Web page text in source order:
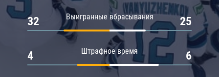
Выигранные вбрасывания
32 25
Штрафное время
4 6